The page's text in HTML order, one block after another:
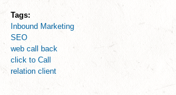
Tags:
Inbound Marketing
SEO
web call back
click to Call
relation client